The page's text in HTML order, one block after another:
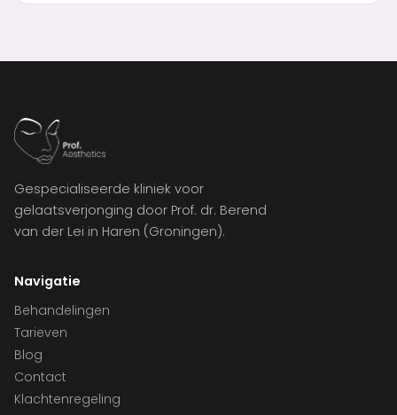
Gespecialiseerde kliniek voor
gelaatsverjonging door Prof. dr. Berend
van der Lei in Haren (Groningen).
Navigatie
Behandelingen
Tarieven
Blog
Contact
Klachtenregeling